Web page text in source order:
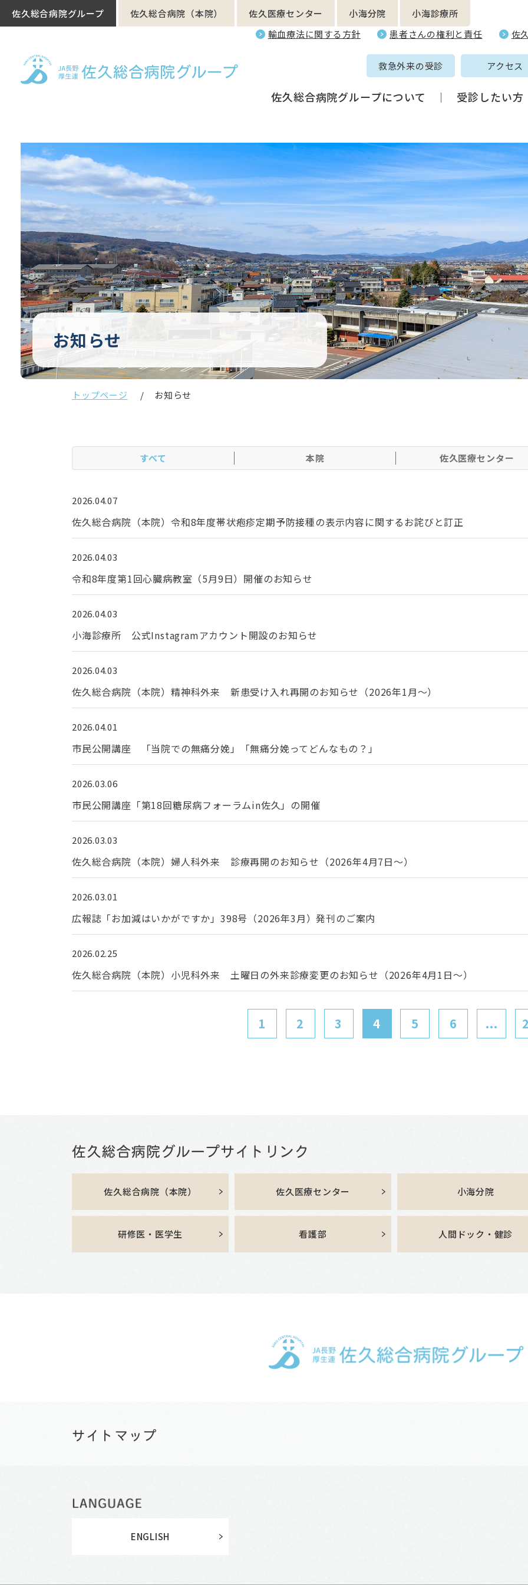
佐久総合病院グループ 佐久総合病院（本院） 佐久医療センター 小海分院
小海診療所
輸血療法に関する方針
患者さんの権利と責任 佐
救急外来の受診 アクセス
佐久総合病院グループについて 受診したい方
お知らせ
トップページ お知らせ
すべて 本院 佐久医療センター
2026.04.07
佐久総合病院（本院）令和8年度帯状疱疹定期予防接種の表示内容に関するお詫びと訂正
2026.04.03
令和8年度第1回心臓病教室（5月9日）開催のお知らせ
2026.04.03
小海診療所 公式Instagramアカウント開設のお知らせ
2026.04.03
佐久総合病院（本院）精神科外来 新患受け入れ再開のお知らせ（2026年1月～）
2026.04.01
市民公開講座 「当院での無痛分娩」「無痛分娩ってどんなもの？」
2026.03.06
市民公開講座「第18回糖尿病フォーラムin佐久」の開催
2026.03.03
佐久総合病院（本院）婦人科外来 診療再開のお知らせ（2026年4月7日～）
2026.03.01
広報誌「お加減はいかがですか」398号（2026年3月）発刊のご案内
2026.02.25
佐久総合病院（本院）小児科外来 土曜日の外来診療変更のお知らせ（2026年4月1日～）
1 2 3 4 5 6 ...
佐久総合病院（本院） 佐久医療センター 小海分院
研修医・医学生 看護部 人間ドック・健診
ENGLISH